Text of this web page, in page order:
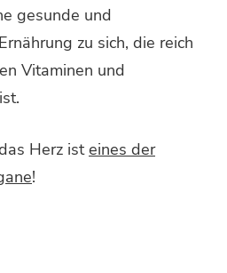
gesunde und
zu sich, die reich
Vitaminen und
Herz isteines der
!